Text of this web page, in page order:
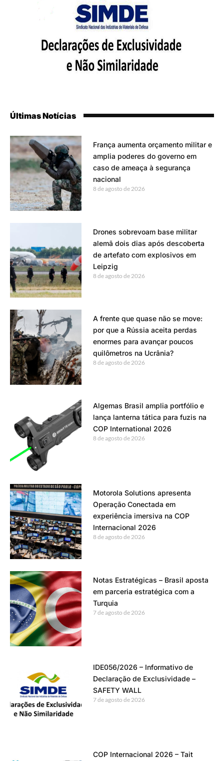
Últimas Notícias
França aumenta orçamento militar e
amplia poderes do governo em
caso de ameaça à segurança
nacional
8 de agosto de 2026
Drones sobrevoam base militar
alemã dois dias após descoberta
de artefato com explosivos em
Leipzig
8 de agosto de 2026
A frente que quase não se move:
por que a Rússia aceita perdas
enormes para avançar poucos
quilômetros na Ucrânia?
8 de agosto de 2026
Algemas Brasil amplia portfólio e
lança lanterna tática para fuzis na
COP International 2026
8 de agosto de 2026
Motorola Solutions apresenta
Operação Conectada em
experiência imersiva na COP
Internacional 2026
8 de agosto de 2026
Notas Estratégicas – Brasil aposta
em parceria estratégica com a
Turquia
7 de agosto de 2026
IDE056/2026 – Informativo de
Declaração de Exclusividade –
SAFETY WALL
7 de agosto de 2026
COP Internacional 2026 – Tait